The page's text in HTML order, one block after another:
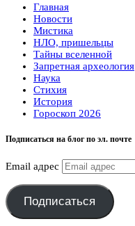
Главная
Новости
Мистика
НЛО, пришельцы
Тайны вселенной
Запретная археология
Наука
Стихия
История
Гороскоп 2026
Подписаться на блог по эл. почте
Email адрес
Подписаться